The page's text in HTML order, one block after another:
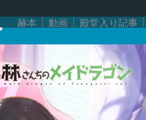
赫本 動画 殿堂入り記事